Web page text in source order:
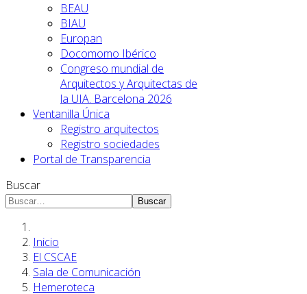
BEAU
BIAU
Europan
Docomomo Ibérico
Congreso mundial de
Arquitectos y Arquitectas de
la UIA. Barcelona 2026
Ventanilla Única
Registro arquitectos
Registro sociedades
Portal de Transparencia
Buscar
Buscar
Inicio
El CSCAE
Sala de Comunicación
Hemeroteca